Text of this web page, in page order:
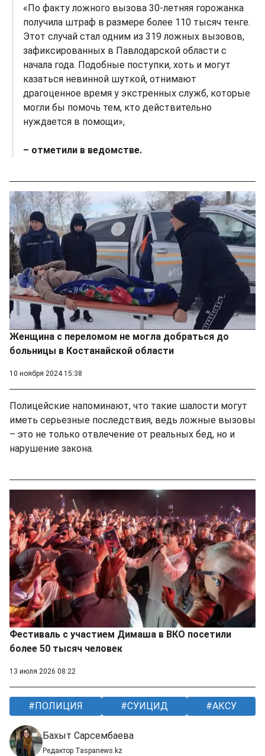
«По факту ложного вызова 30-летняя горожанка
получила штраф в размере более 110 тысяч тенге.
Этот случай стал одним из 319 ложных вызовов,
зафиксированных в Павлодарской области с
начала года. Подобные поступки, хоть и могут
казаться невинной шуткой, отнимают
драгоценное время у экстренных служб, которые
могли бы помочь тем, кто действительно
нуждается в помощи»,
– отметили в ведомстве.
Женщина с переломом не могла добраться до
больницы в Костанайской области
10 ноября 2024 15:38
Полицейские напоминают, что такие шалости могут
иметь серьезные последствия, ведь ложные вызовы
– это не только отвлечение от реальных бед, но и
нарушение закона.
Фестиваль с участием Димаша в ВКО посетили
более 50 тысяч человек
13 июля 2026 08:22
ПОЛИЦИЯ СУИЦИД АКСУ
Бахыт Сарсембаева
Редактор Taspanews.kz